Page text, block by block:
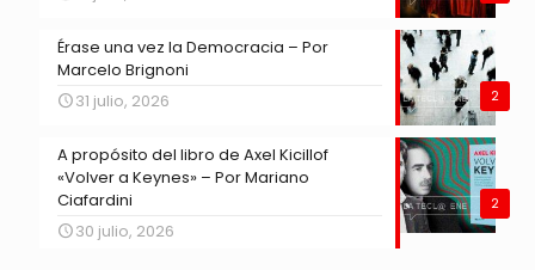
2
Érase una vez la Democracia – Por
Marcelo Brignoni
31 julio, 2026
2
A propósito del libro de Axel Kicillof
«Volver a Keynes» – Por Mariano
Ciafardini
30 julio, 2026